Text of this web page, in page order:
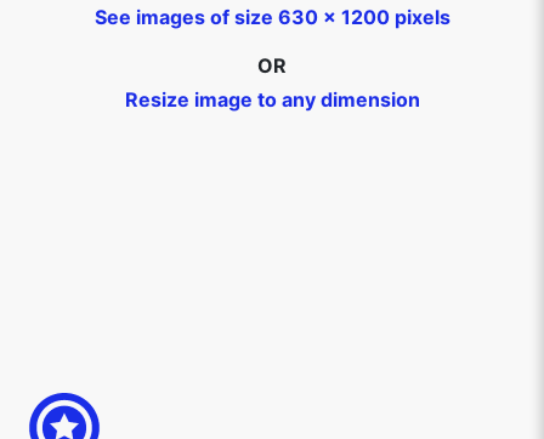
See images of size 630 x 1200 pixels
OR
Resize image to any dimension